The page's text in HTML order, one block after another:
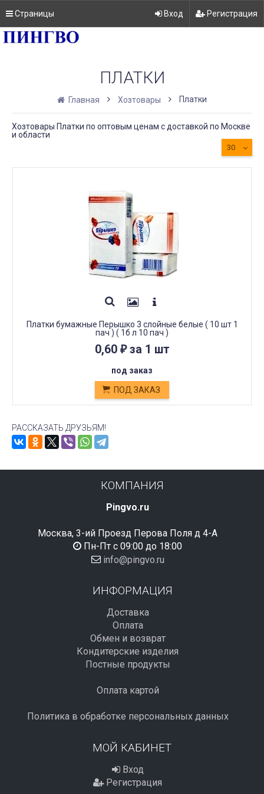
Страницы Вход Регистрация
ПЛАТКИ
Главная Хозтовары Платки
Хозтовары Платки по оптовым ценам с доставкой по Москве
и области
30
Платки бумажные Перышко 3 слойные белые ( 10 шт 1
пач ) ( 1б л 10 пач )
0,60 ₽за 1 шт
под заказ
ПОД ЗАКАЗ
РАССКАЗАТЬ ДРУЗЬЯМ!
КОМПАНИЯ
Pingvo.ru
Москва, 3-ий Проезд Перова Поля д 4-А
Пн-Пт с 09:00 до 18:00
info@pingvo.ru
ИНФОРМАЦИЯ
Доставка
Оплата
Обмен и возврат
Кондитерские изделия
Постные продукты
Оплата картой
Политика в обработке персональных данных
МОЙ КАБИНЕТ
Вход
Регистрация